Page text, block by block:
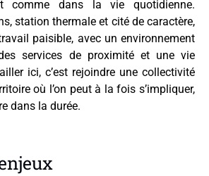
comme dans la vie quotidienne.
station thermale et cité de caractère,
paisible, avec un environnement
services de proximité et une vie
ici, c’est rejoindre une collectivité
où l’on peut à la fois s’impliquer,
dans la durée.